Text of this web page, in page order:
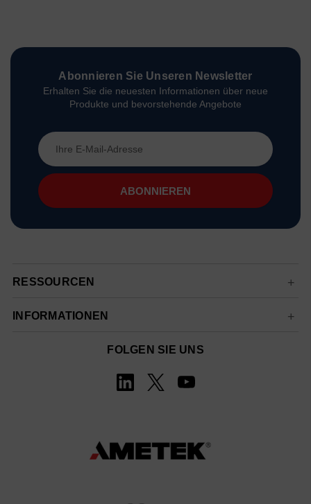
Abonnieren Sie Unseren Newsletter
Erhalten Sie die neuesten Informationen über neue
Produkte und bevorstehende Angebote
E-
Mail-
Adresse
RESSOURCEN
INFORMATIONEN
FOLGEN SIE UNS